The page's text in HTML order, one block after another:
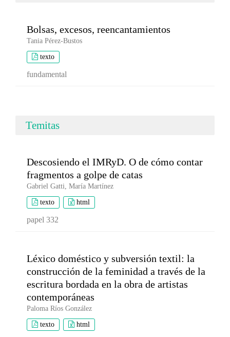
Bolsas, excesos, reencantamientos
Tania Pérez-Bustos
texto
fundamental
Temitas
Descosiendo el IMRyD. O de cómo contar
fragmentos a golpe de catas
Gabriel Gatti, María Martínez
texto html
papel 332
Léxico doméstico y subversión textil: la
construcción de la feminidad a través de la
escritura bordada en la obra de artistas
contemporáneas
Paloma Ríos González
texto html